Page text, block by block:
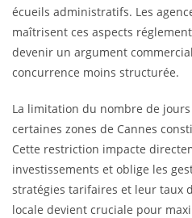
écueils administratifs. Les
maîtrisent ces aspects
devenir un argument
concurrence moins structurée.
La limitation du nombre de
certaines zones de Cannes
Cette restriction impacte
investissements et oblige les
stratégies tarifaires et leur taux
locale devient cruciale pour